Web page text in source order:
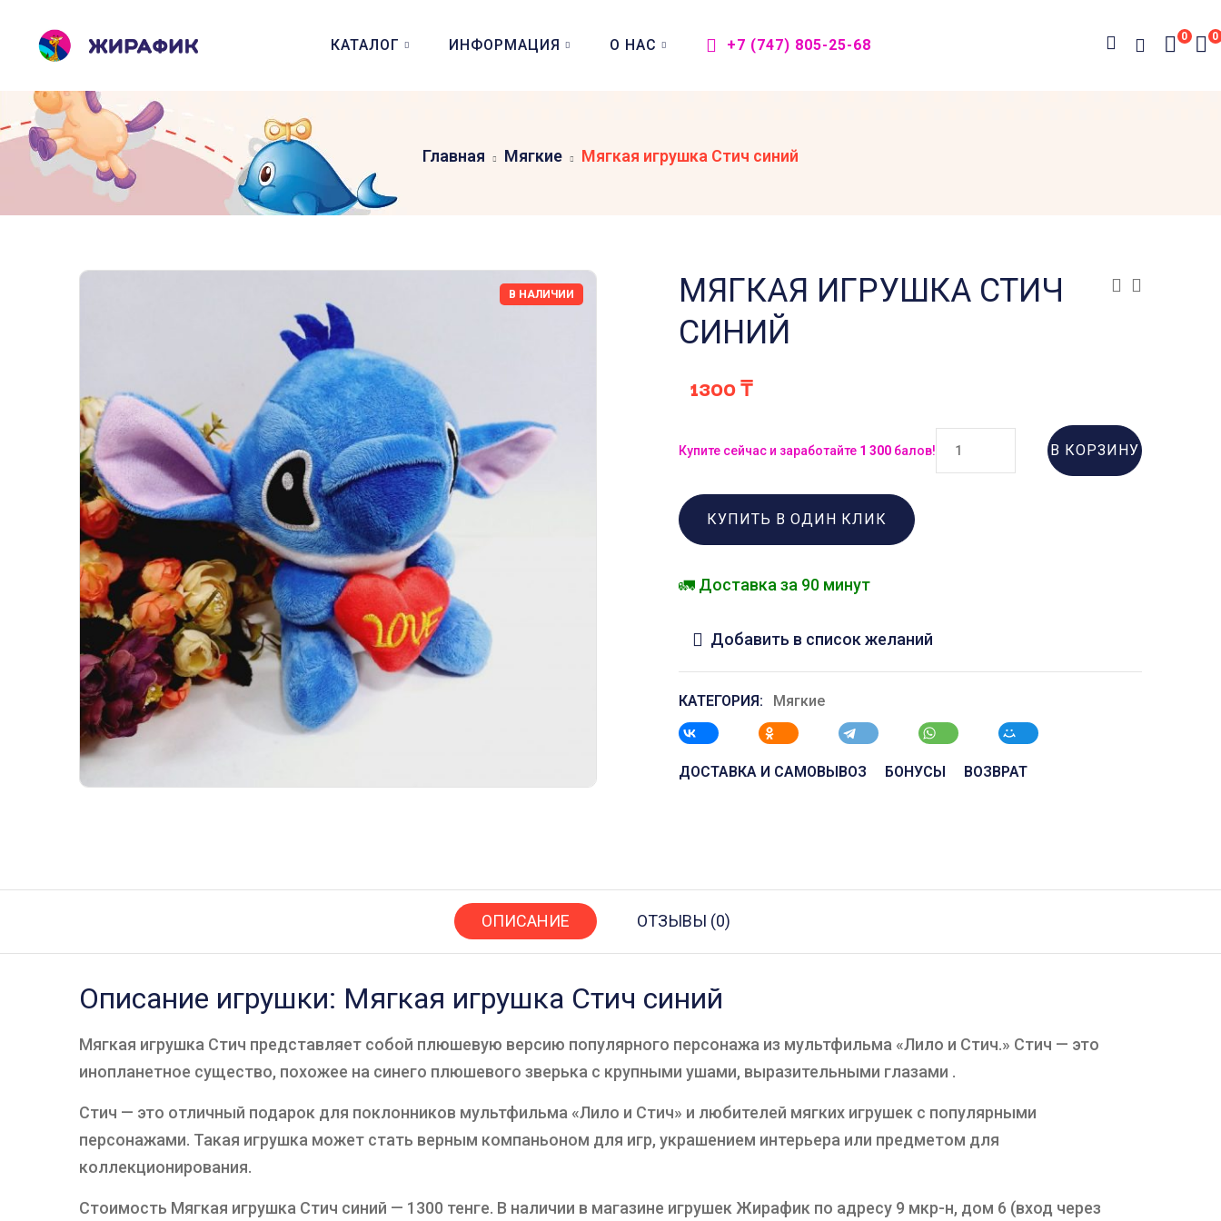
КАТАЛОГ ИНФОРМАЦИЯ О НАС +7 (747) 805-25-68
0
0
Главная Мягкие Мягкая игрушка Стич синий
В НАЛИЧИИ
МЯГКАЯ ИГРУШКА СТИЧ
СИНИЙ
1300₸
Купите сейчас и заработайте 1 300 балов! В КОРЗИНУ
КУПИТЬ В ОДИН КЛИК
🚛 Доставка за 90 минут
Добавить в список желаний
КАТЕГОРИЯ: Мягкие
ДОСТАВКА И САМОВЫВОЗ БОНУСЫ ВОЗВРАТ
ОПИСАНИЕ ОТЗЫВЫ (0)
Описание игрушки: Мягкая игрушка Стич синий
Мягкая игрушка Стич представляет собой плюшевую версию популярного персонажа из мультфильма «Лило и Стич.» Стич — это
инопланетное существо, похожее на синего плюшевого зверька с крупными ушами, выразительными глазами .
Стич — это отличный подарок для поклонников мультфильма «Лило и Стич» и любителей мягких игрушек с популярными
персонажами. Такая игрушка может стать верным компаньоном для игр, украшением интерьера или предметом для
коллекционирования.
Стоимость Мягкая игрушка Стич синий — 1300 тенге. В наличии в магазине игрушек Жирафик по адресу 9 мкр-н, дом 6 (вход через